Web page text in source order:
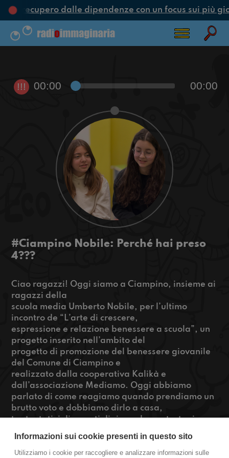
e recupero dalle dipendenze con un focus sui più
!!! 00:00 00:00
#Ciampino Nobile: Perché hai preso
4???
Ciao ragazzi! Oggi siamo a Ciampino, insieme ai
ragazzi della
scuola media Umberto Nobile, per l’ultimo
incontro de “L’arte di crescere,
espressione e relazione benessere a scuola”, un
progetto inserito nell’ambito del
progetto di promozione del benessere giovanile
del Comune di Ciampino e
realizzato dalla cooperativa Kalikà e
dall’associazione Mediamo. Oggi abbiamo
parlato di come reagiamo quando prendiamo un
brutto voto e dobbiamo dirlo a casa,
tra tentativi disperati di rimandare, strategie
che fanno più paura del voto stesso. Sentite qui!
Informazioni sui cookie presenti in questo sito
Utilizziamo i cookie per raccogliere e analizzare informazioni sulle